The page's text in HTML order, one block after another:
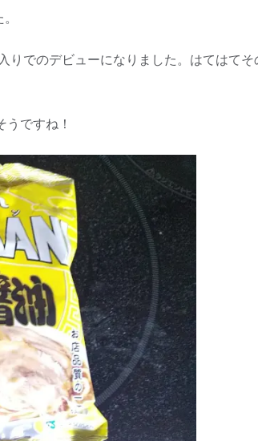
でのデビューになりました。はてはて
うですね！